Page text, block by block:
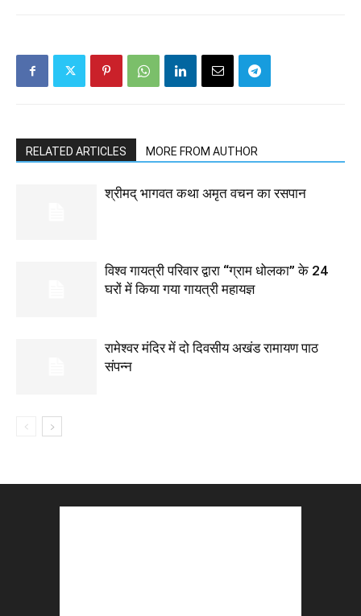
RELATED ARTICLES MORE FROM AUTHOR
श्रीमद् भागवत कथा अमृत वचन का रसपान
विश्व गायत्री परिवार द्वारा “ग्राम धोलका” के 24
घरों में किया गया गायत्री महायज्ञ
रामेश्वर मंदिर में दो दिवसीय अखंड रामायण पाठ
संपन्न